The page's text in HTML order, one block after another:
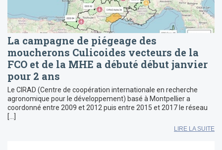
La campagne de piégeage des
moucherons Culicoides vecteurs de la
FCO et de la MHE a débuté début janvier
pour 2 ans
Le CIRAD (Centre de coopération internationale en recherche
agronomique pour le développement) basé à Montpellier a
coordonné entre 2009 et 2012 puis entre 2015 et 2017 le réseau
[…]
LIRE LA SUITE